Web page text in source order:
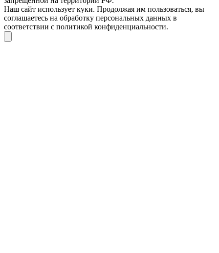
Наш сайт использует куки. Продолжая им пользоваться, вы
соглашаетесь на обработку персональных данных в
соответствии с политикой конфиденциальности.